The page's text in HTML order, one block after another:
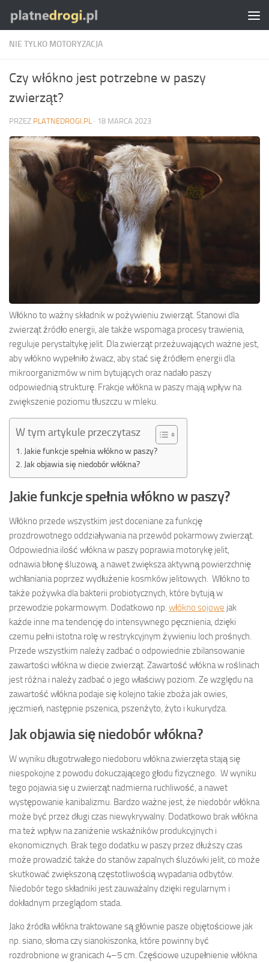
Skip to content
NIE TYLKO MOTORYZACJA
Czy włókno jest potrzebne w paszy
zwierząt?
PRZEZ PLATNEDROGI.PL · 18 MARCA 2023
Włókno to ważny składnik w pożywieniu zwierząt. Stanowi dla
zwierząt źródło energii, ale także wspomaga procesy trawienia,
reguluje perystaltykę jelit. Dla zwierząt przeżuwających ważne jest,
aby włókno wypełniło żwacz, aby stać się źródłem energii dla
mikroorganizmów w nim bytujących oraz nadało paszy
odpowiednią strukturę. Frakcje włókna w paszy mają wpływ na
zwiększenie poziomu tłuszczu w mleku.
W tym artykule przeczytasz
Jakie funkcje spełnia włókno w paszy?
Jak objawia się niedobór włókna?
Jakie funkcje spełnia włókno w paszy?
Włókno przede wszystkim jest doceniane za funkcję
prozdrowotnego oddziaływania na przewód pokarmowy zwierząt.
Odpowiednia ilość włókna w paszy poprawia motorykę jelit,
odnawia błonę śluzową, a nawet zwiększa aktywną powierzchnię
wchłaniania poprzez wydłużenie kosmków jelitowych. Włókno to
także pożywka dla bakterii probiotycznych, które bytują w
przewodzie pokarmowym. Dodatkowo np. włókno sojowe jak
każde inne ma tendencję do intensywnego pęcznienia, dzięki
czemu pełni istotna rolę w restrykcyjnym żywieniu loch prośnych.
Przede wszystkim należy zadbać o odpowiednie zbilansowanie
zawartości włókna w diecie zwierząt. Zawartość włókna w roślinach
jest różna i należy zadbać o jego właściwy poziom. Ze względu na
zawartość włókna podaje się kolejno takie zboża jak owies,
jęczmień, następnie pszenica, pszenżyto, żyto i kukurydza.
Jak objawia się niedobór włókna?
W wyniku długotrwałego niedoboru włókna zwierzęta stają się
niespokojne z powodu dokuczającego głodu fizycznego. W wyniku
tego pojawia się u zwierząt nadmierna ruchliwość, a nawet
występowanie kanibalizmu. Bardzo ważne jest, że niedobór włókna
może być przez długi czas niewykrywalny. Dodatkowo brak włókna
ma też wpływ na zaniżenie wskaźników produkcyjnych i
ekonomicznych. Brak tego dodatku w paszy przez dłuższy czas
może prowadzić także do stanów zapalnych śluzówki jelit, co może
skutkować zwiększoną częstotliwością wypadania odbytów.
Niedobór tego składniki jest zauważalny dzięki regularnym i
dokładnym przeglądom stada.
Jako źródła włókna traktowane są głównie pasze objętościowe jak
np. siano, słoma czy sianokiszonka, które powinny być
rozdrobnione w granicach 4–5 cm. Częściowe uzupełnienie włókna